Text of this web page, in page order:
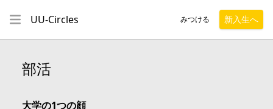
UU-Circles みつける 新入生へ
部活
大学の1つの顔